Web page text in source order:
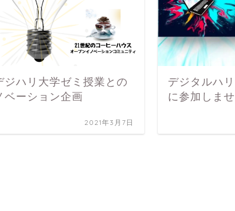
ジハリ大学ゼミ授業との
ベーション企画
2021年3月7日
デジタルハ
に参加しま